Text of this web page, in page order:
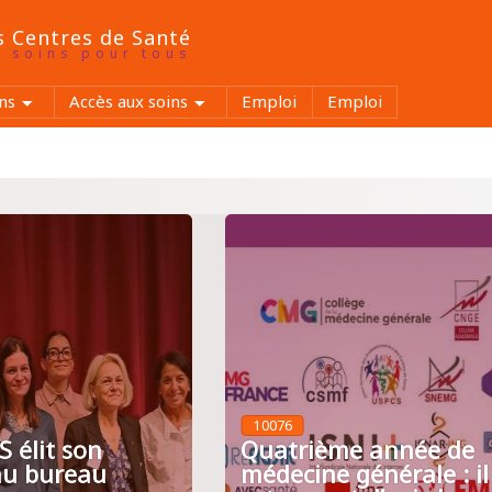
de Santé
soins pour tous
Accès aux soins Emploi Emploi
élit son
bureau
10076
Quatrième année de
médecine générale : il